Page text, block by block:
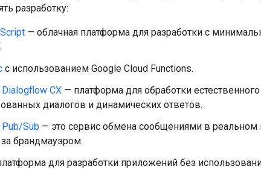
разработку:
— облачная платформа для разработки с
с использованием Google Cloud Functions.
Dialogflow CX — платформа для обработки
диалогов и динамических ответов.
Pub/Sub — это сервис обмена сообщениями в
за брандмауэром.
для разработки приложений без